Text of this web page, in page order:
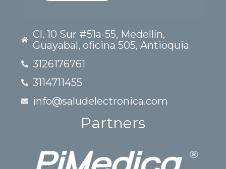
Cl. 10 Sur #51a-55, Medellín,
Guayabal, oficina 505, Antioquia
3126176761
3114711455
info@saludelectronica.com
Partners